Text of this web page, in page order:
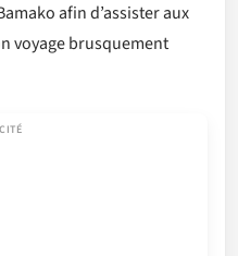
afin d’assister aux
voyage brusquement